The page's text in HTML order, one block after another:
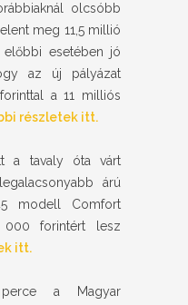
olcsóbb
meg 11,5 millió
esetében jó
az új pályázat
a 11 milliós
részletek itt.
a tavaly óta várt
árú
modell Comfort
forintért lesz
itt.
a Magyar